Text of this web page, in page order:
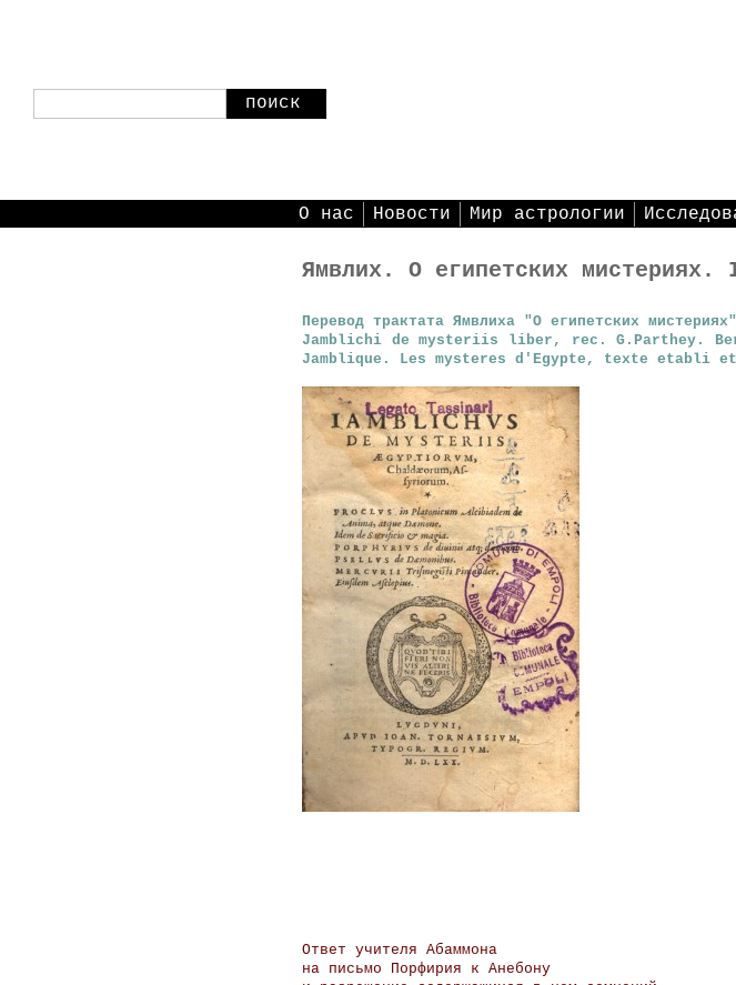
поиск
О нас Новости Мир астрологии
Ямвлих. О египетских мистериях.
Перевод трактата Ямвлиха "О египетских
Jamblichi de mysteriis liber, rec. G.Parthey.
Jamblique. Les mysteres d'Egypte, texte etabli
Ответ учителя Абаммона
на письмо Порфирия к Анебону